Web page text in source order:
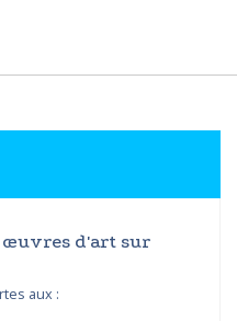
œuvres d'art sur
aux :